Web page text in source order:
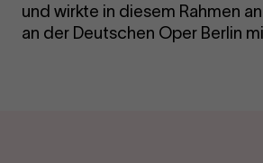
und wirkte in diesem Rahmen
an der Deutschen Oper Berlin